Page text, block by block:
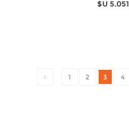
$U 5.051
1 2 3 4